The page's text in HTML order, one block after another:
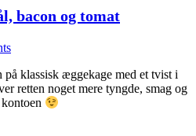
bacon og tomat
på klassisk æggekage med et tvist i
retten noget mere tyngde, smag og